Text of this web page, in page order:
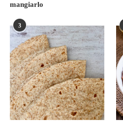
mangiarlo
3